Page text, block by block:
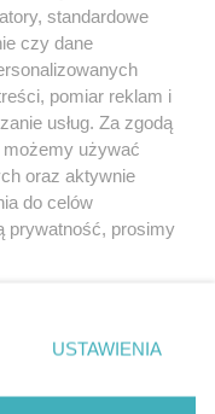
sp. z o.o.
standardowe
czy dane
pomiar reklam i
usług. Za zgodą
używać
oraz aktywnie
do celów
prywatność, prosimy
rogu strony
nie wymagają
USTAWIENIA